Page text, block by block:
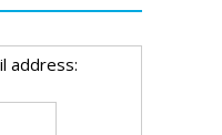
address: